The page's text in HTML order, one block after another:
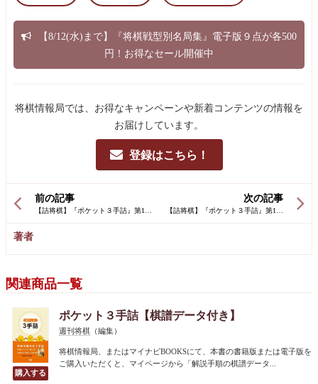
【8/12(水)まで】『将棋戦型別名局集』電子版９点が各500
円！お得なセール開催中
将棋情報局では、お得なキャンペーンや新着コンテンツの情報を
お届けしています。
登録はこちら！
次の記事
前の記事
著者
関連商品一覧
ポケット３手詰【棋譜データ付き】
週刊将棋 （編集）
将棋情報局、またはマイナビBOOKSにて、本書の書籍版または電子版を
ご購入いただくと、マイページから「解説手順の棋譜データ...